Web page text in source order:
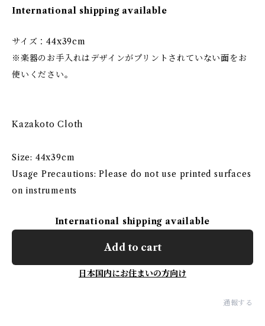
International shipping available
サイズ：44x39cm
※楽器のお手入れはデザインがプリントされていない面をお
使いください。
Kazakoto Cloth
Size: 44x39cm
Usage Precautions: Please do not use printed surfaces
on instruments
International shipping available
Add to cart
日本国内にお住まいの方向け
通報する